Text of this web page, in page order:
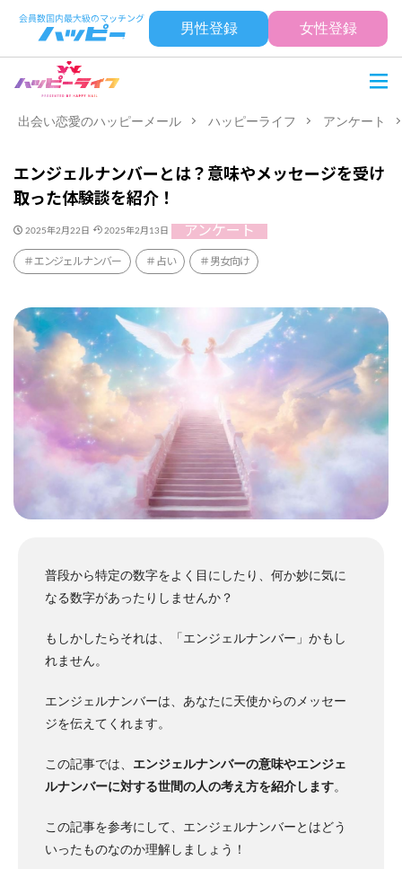
男性登録 女性登録
出会い恋愛のハッピーメール ハッピーライフ アンケート
エンジェルナンバーとは？意味やメッセージを受け
取った体験談を紹介！
2025年2月22日 2025年2月13日 アンケート
エンジェルナンバー 占い 男女向け
普段から特定の数字をよく目にしたり、何か妙に気に
なる数字があったりしませんか？
もしかしたらそれは、「エンジェルナンバー」かもし
れません。
エンジェルナンバーは、あなたに天使からのメッセー
ジを伝えてくれます。
この記事では、 エンジェルナンバーの意味やエンジェ
ルナンバーに対する世間の人の考え方を紹介します。
この記事を参考にして、エンジェルナンバーとはどう
いったものなのか理解しましょう！